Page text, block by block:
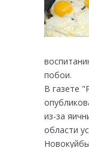
побои.
В газете
из-за
области